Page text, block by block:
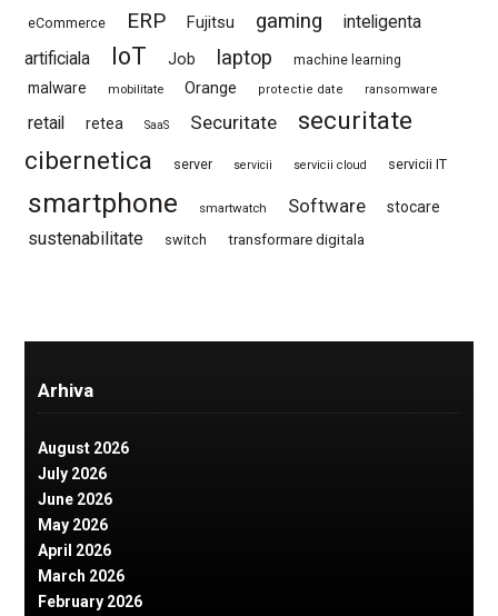
eCommerce ERP Fujitsu gaming
inteligenta
artificiala
IoT Job laptop machine learning
malware mobilitate Orange protectie date ransomware
retail retea SaaS Securitate
securitate
cibernetica
server servicii servicii cloud servicii IT
smartphone smartwatch Software stocare
sustenabilitate switch transformare digitala
Arhiva
August 2026
July 2026
June 2026
May 2026
April 2026
March 2026
February 2026